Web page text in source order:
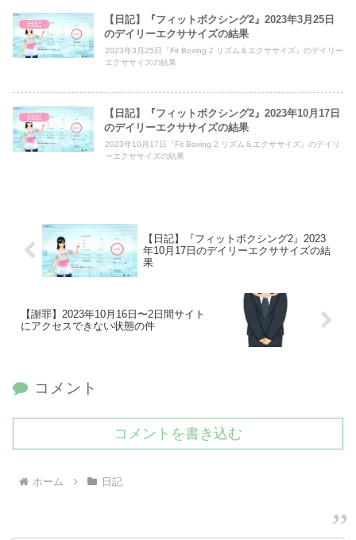
日記
【日記】『フィットボクシング2』2023年3月25日
のデイリーエクササイズの結果
2023年3月25日『Fit Boxing 2 リズム＆エクササイズ』のデイリー
エクササイズの結果
日記
【日記】『フィットボクシング2』2023年10月17日
のデイリーエクササイズの結果
2023年10月17日『Fit Boxing 2 リズム＆エクササイズ』のデイリ
ーエクササイズの結果
【日記】『フィットボクシング2』2023
年10月17日のデイリーエクササイズの結
果
【謝罪】2023年10月16日〜2日間サイト
にアクセスできない状態の件
コメント
コメントを書き込む
ホーム 日記